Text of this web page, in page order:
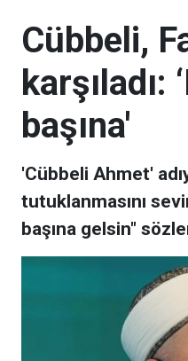
Cübbeli,
başına'
'Cübbeli Ahmet'
tutuklanmasını
başına gelsin"